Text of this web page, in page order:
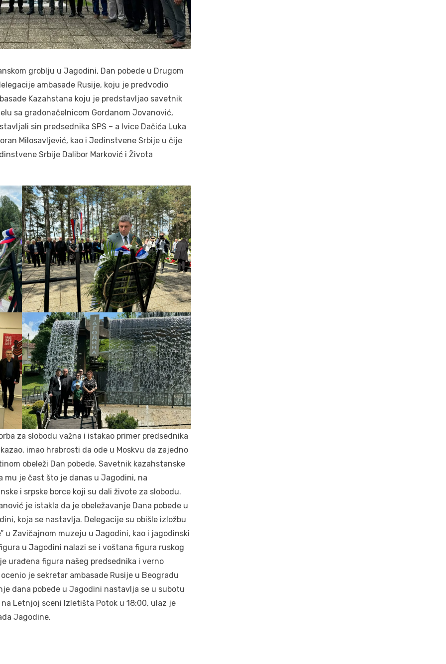
groblju u Jagodini, Dan pobede u Drugom
ambasade Rusije, koju je predvodio
Kazahstana koju je predstavljao savetnik
sa gradonačelnicom Gordanom Jovanović,
sin predsednika SPS – a Ivice Dačića Luka
Milosavljević, kao i Jedinstvene Srbije u čije
Srbije Dalibor Marković i Života
za slobodu važna i istakao primer predsednika
imao hrabrosti da ode u Moskvu da zajedno
obeleži Dan pobede. Savetnik kazahstanske
mu je čast što je danas u Jagodini, na
i srpske borce koji su dali živote za slobodu.
je istakla da je obeležavanje Dana pobede u
koja se nastavlja. Delegacije su obišle izložbu
u Zavičajnom muzeju u Jagodini, kao i jagodinski
u Jagodini nalazi se i voštana figura ruskog
urađena figura našeg predsednika i verno
je sekretar ambasade Rusije u Beogradu
dana pobede u Jagodini nastavlja se u subotu
Letnjoj sceni Izletišta Potok u 18:00, ulaz je
Jagodine.